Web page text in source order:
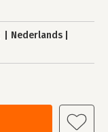
Nederlands